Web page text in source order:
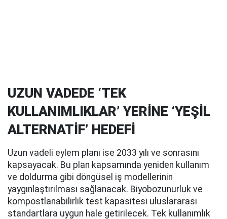
UZUN VADEDE ‘TEK
KULLANIMLIKLAR’ YERİNE ‘YEŞİL
ALTERNATİF’ HEDEFİ
Uzun vadeli eylem planı ise 2033 yılı ve sonrasını
kapsayacak. Bu plan kapsamında yeniden kullanım
ve doldurma gibi döngüsel iş modellerinin
yaygınlaştırılması sağlanacak. Biyobozunurluk ve
kompostlanabilirlik test kapasitesi uluslararası
standartlara uygun hale getirilecek. Tek kullanımlık